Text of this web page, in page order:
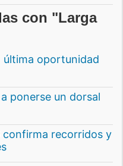
con "Larga
última oportunidad
ponerse un dorsal
confirma recorridos y